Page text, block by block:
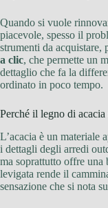
Quando si vuole
piacevole, spesso il
strumenti da
a clic, che permette un
dettaglio che fa la
ordinato in poco tempo.
Perché il legno di
L’acacia è un materiale
i dettagli degli arredi
ma soprattutto offre una
levigata rende il
sensazione che si nota